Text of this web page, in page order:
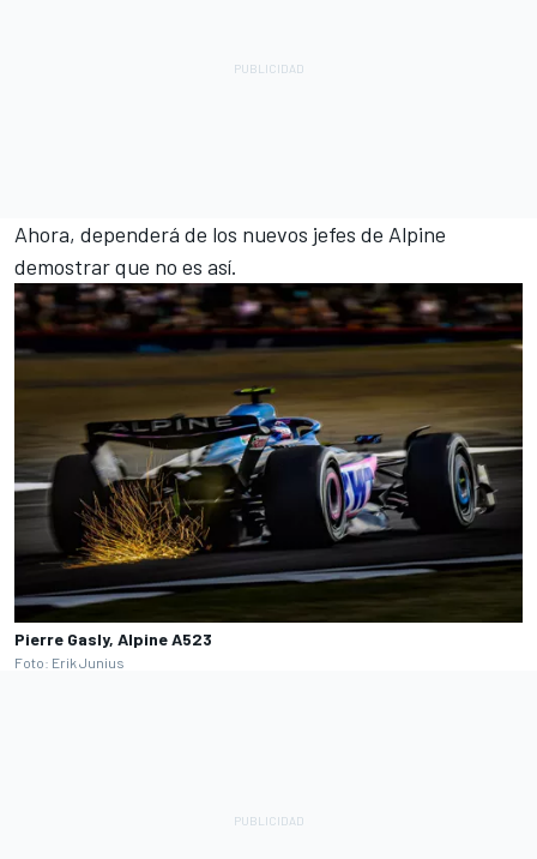
Ahora, dependerá de los nuevos jefes de Alpine
demostrar que no es así.
Pierre Gasly, Alpine A523
Foto: Erik Junius